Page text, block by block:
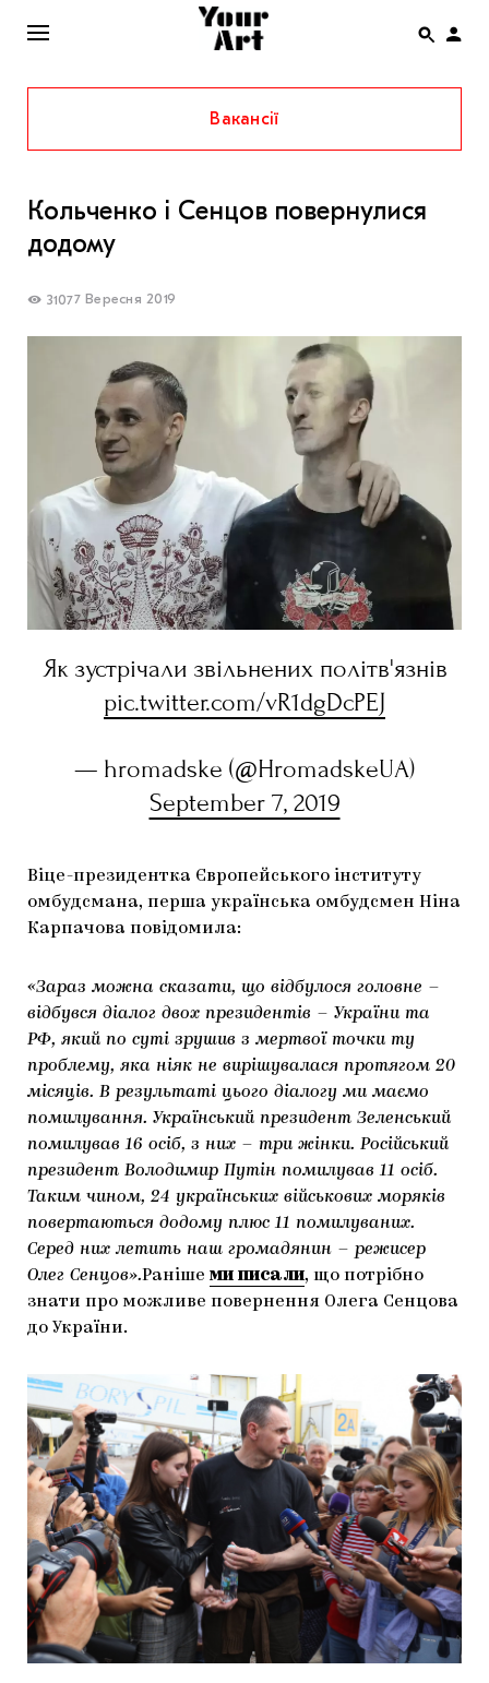
ENG
НОВИНИ
АФІША
СПЕЦПРОЄКТИ
THE UKRAINIAN PAVILION AT VENICE BIENNALE
МАРІУПОЛЬСЬКІ МАРГІНАЛІЇ
ДОСЛІДНИЦЬКА ПЛАТФОРМА
ЗАПАЛЕННЯ
Вакансії
Кольченко і Сенцов повернулися
додому
31077 Вересня 2019
Як зустрічали звільнених політв'язнів
pic.twitter.com/vR1dgDcPEJ
— hromadske (@HromadskeUA)
September 7, 2019
Віце-президентка Європейського інституту
омбудсмана, перша українська омбудсмен Ніна
Карпачова повідомила:
«Зараз можна сказати, що відбулося головне –
відбувся діалог двох президентів – України та
РФ, який по суті зрушив з мертвої точки ту
проблему, яка ніяк не вирішувалася протягом 20
місяців. В результаті цього діалогу ми маємо
помилування. Український президент Зеленський
помилував 16 осіб, з них – три жінки. Російський
президент Володимир Путін помилував 11 осіб.
Таким чином, 24 українських військових моряків
повертаються додому плюс 11 помилуваних.
Серед них летить наш громадянин – режисер
Олег Сенцов».Раніше ми писали, що потрібно
знати про можливе повернення Олега Сенцова
до України.